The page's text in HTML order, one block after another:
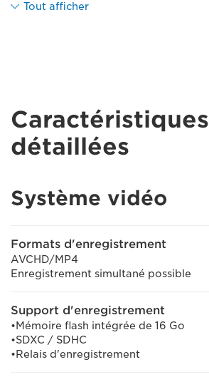
Tout afficher
Caractéristiques
détaillées
Système vidéo
Formats d'enregistrement
AVCHD/MP4
Enregistrement simultané possible
Support d'enregistrement
•Mémoire flash intégrée de 16 Go
•SDXC / SDHC
•Relais d'enregistrement